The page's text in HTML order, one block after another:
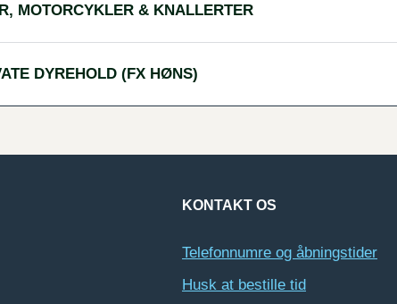
MOTORCYKLER & KNALLERTER
DYREHOLD (FX HØNS)
KONTAKT OS
Telefonnumre og åbningstider
Husk at bestille tid